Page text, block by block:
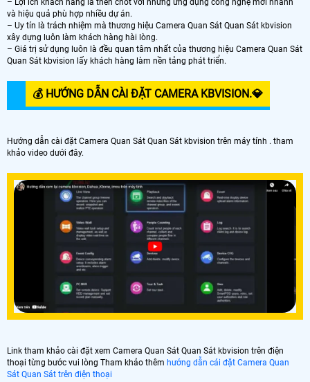
và hiệu quả phù hợp nhiều dự án.
– Uy tín là trách nhiệm mà thương hiệu Camera Quan Sát Quan Sát kbvision
xây dựng luôn làm khách hàng hài lòng.
– Giá trị sử dụng luôn là đều quan tâm nhất của thương hiệu Camera Quan Sát
Quan Sát kbvision lấy khách hàng làm nền tảng phát triển.
💰 HƯỚNG DẪN CÀI ĐẶT CAMERA KBVISION.️💎
Hướng dẫn cài đặt Camera Quan Sát Quan Sát kbvision trên máy tính . tham
khảo video dưới đây.
Link tham khảo cài đặt xem Camera Quan Sát Quan Sát kbvision trên điện
thoại từng bước vui lòng Tham khảo thêm hướng dẫn cái đặt Camera Quan
Sát Quan Sát trên điện thoại